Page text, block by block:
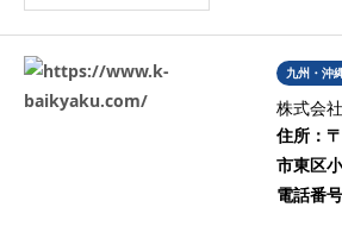
九州・沖
株式会
住所：
市東区
電話番